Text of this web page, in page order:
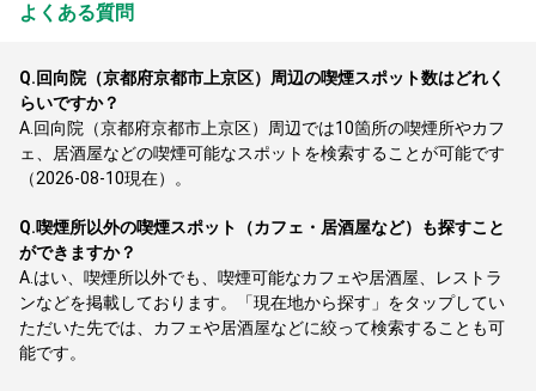
よくある質問
Q.回向院（京都府京都市上京区）周辺の喫煙スポット数はどれく
らいですか？
A. 回向院（京都府京都市上京区）周辺では10箇所の喫煙所やカフ
ェ、居酒屋などの喫煙可能なスポットを検索することが可能です
（2026-08-10現在）。
Q.喫煙所以外の喫煙スポット（カフェ・居酒屋など）も探すこと
ができますか？
A. はい、喫煙所以外でも、喫煙可能なカフェや居酒屋、レストラ
ンなどを掲載しております。「現在地から探す」をタップしてい
ただいた先では、カフェや居酒屋などに絞って検索することも可
能です。